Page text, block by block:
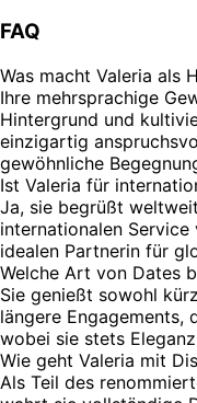
FAQ
Was macht Valeria als
Ihre mehrsprachige
Hintergrund und
einzigartig
gewöhnliche
Ist Valeria für
Ja, sie begrüßt
internationalen
idealen Partnerin für
Welche Art von Dates
Sie genießt sowohl
längere Engagements,
wobei sie stets
Wie geht Valeria mit
Als Teil des